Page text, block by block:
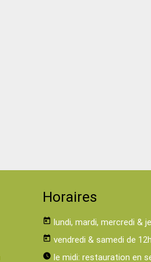
Horaires
today lundi, mardi, mercredi &
today vendredi & samedi de
watch_later le midi: restauration en